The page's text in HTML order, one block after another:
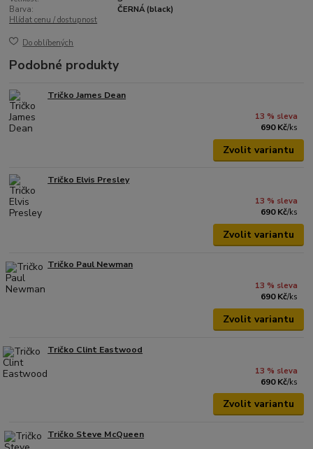
Barva:
ČERNÁ (black)
Hlídat cenu / dostupnost
Do oblíbených
Podobné produkty
Tričko James Dean
13 % sleva
690 Kč/ks
Zvolit variantu
Tričko Elvis Presley
13 % sleva
690 Kč/ks
Zvolit variantu
Tričko Paul Newman
13 % sleva
690 Kč/ks
Zvolit variantu
Tričko Clint Eastwood
13 % sleva
690 Kč/ks
Zvolit variantu
Tričko Steve McQueen